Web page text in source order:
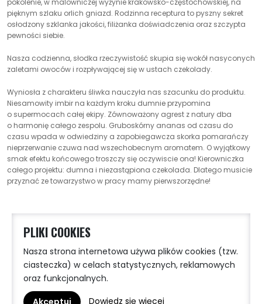
pokolenie, w malowniczej wyżynie krakowsko-częstochowskiej, na
pięknym szlaku orlich gniazd. Rodzinna receptura to pyszny sekret
osłodzony szklanka jakości, filiżanka doświadczenia oraz szczypta
pewności siebie.
Nasza codzienna, słodka rzeczywistość skupia się wokół nasyconych
zaletami owoców i rozpływającej się w ustach czekolady.
Wyniosła z charakteru śliwka nauczyła nas szacunku do produktu.
Niesamowity imbir na każdym kroku dumnie przypomina
o supermocach całej ekipy. Zównoważony agrest z natury dba
o harmonię całego zespolu. Gruboskórny ananas od czasu do
czasu wpada w odwiedziny a zapobiegawcza skorka pomarańczy
nieprzerwanie czuwa nad wszechobecnym aromatem. O wyjątkowy
smak efektu końcowego troszczy się oczywiscie ona! Kierowniczka
całego projektu: dumna i niezastąpiona czekolada. Dlatego musicie
przyznać ze towarzystwo w pracy mamy pierwszorzędne!
PLIKI COOKIES
Nasza strona internetowa używa plików cookies (tzw.
ciasteczka) w celach statystycznych, reklamowych
oraz funkcjonalnych.
Akceptuj
Dowiedz się więcej